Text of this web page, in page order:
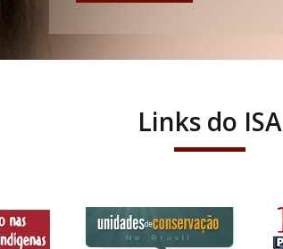
Links do ISA